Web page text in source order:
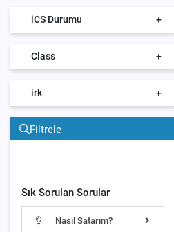
iCS Durumu +
Class +
irk +
Filtrele
Sık Sorulan Sorular
Nasıl Satarım?